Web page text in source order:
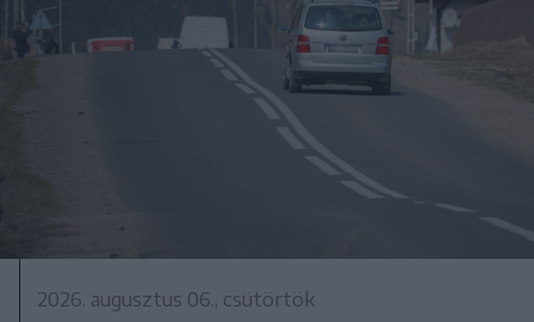
2026. augusztus 06., csütörtök